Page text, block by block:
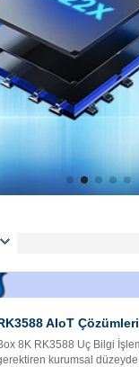
AIoT
8K RK3588 Uç Bilgi
kurumsal düzeyde